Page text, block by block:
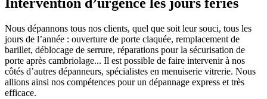
Intervention d’urgence les jours fériés
Nous dépannons tous nos clients, quel que soit leur souci, tous les
jours de l’année : ouverture de porte claquée, remplacement de
barillet, déblocage de serrure, réparations pour la sécurisation de
porte après cambriolage... Il est possible de faire intervenir à nos
côtés d’autres dépanneurs, spécialistes en menuiserie vitrerie. Nous
allions ainsi nos compétences pour un dépannage express et très
efficace.